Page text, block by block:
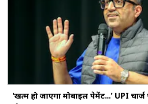
'खत्‍म हो जाएगा मोबाइल पेमेंट...' UPI